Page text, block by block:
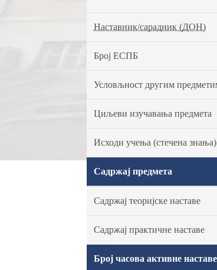
Наставник/сарадник (ДОН)
Број ЕСПБ
Условљност другим
Циљеви изучавања предмета
Исходи учења (стечена знања)
Садржај предмета
Садржај теоријске наставе
Садржај практичне наставе
Број часова активне